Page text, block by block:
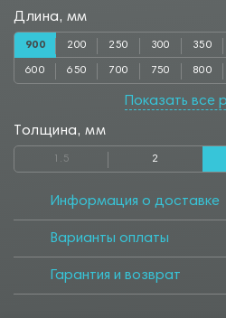
Длина, мм
900 200 250 300 350
600 650 700 750 800
1200 1250 1300
2000 2050 2100 2200 2250
2600 2800 2850 2900 2950
3700 3750 3850 4000
4950 5000 5050 5500
Показать все
Толщина, мм
1.5 2
Информация о доставке
Варианты оплаты
Гарантия и возврат